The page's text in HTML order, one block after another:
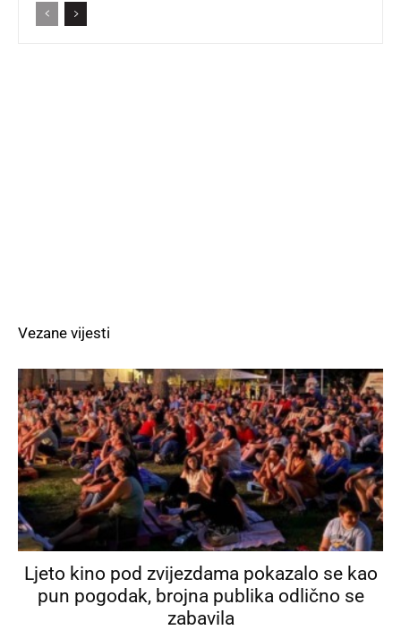
Vezane vijesti
Ljeto kino pod zvijezdama pokazalo se kao
pun pogodak, brojna publika odlično se
zabavila